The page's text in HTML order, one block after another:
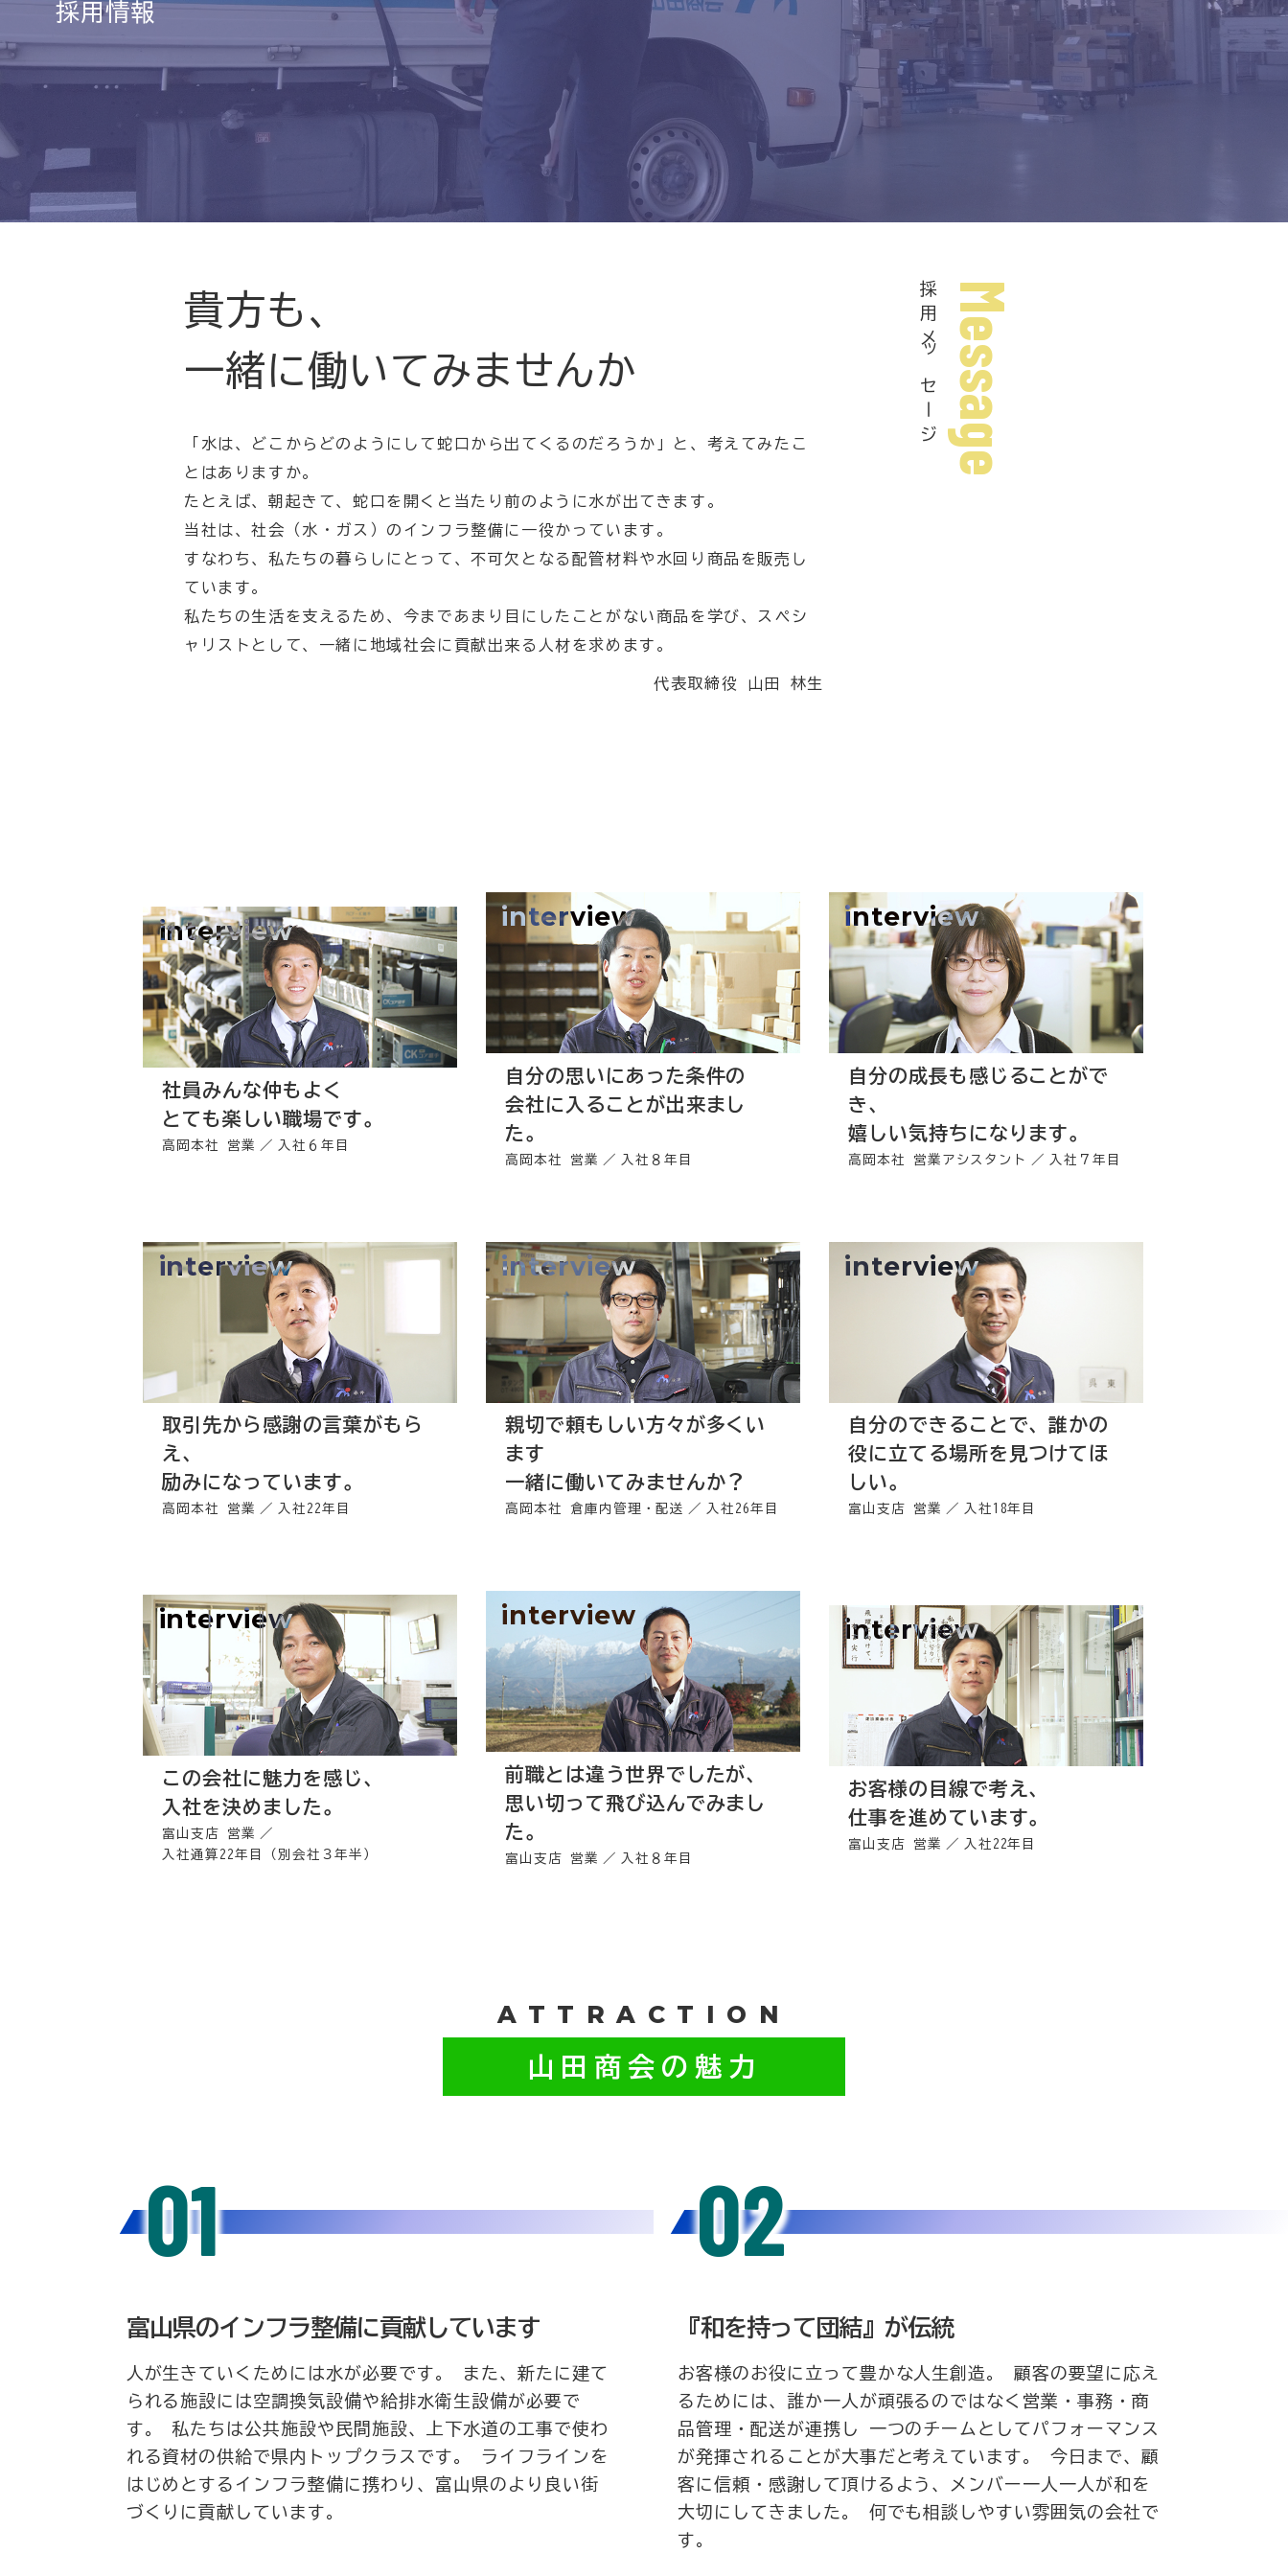
採用情報
Message
採用メッセージ
貴方も、
一緒に働いてみませんか
「水は、どこからどのようにして蛇口から出てくるのだろうか」と、考えてみたこ
とはありますか。
たとえば、朝起きて、蛇口を開くと当たり前のように水が出てきます。
当社は、社会（水・ガス）のインフラ整備に一役かっています。
すなわち、私たちの暮らしにとって、不可欠となる配管材料や水回り商品を販売し
ています。
私たちの生活を支えるため、今まであまり目にしたことがない商品を学び、スペシ
ャリストとして、一緒に地域社会に貢献出来る人材を求めます。
代表取締役 山田 林生
interview
社員みんな仲もよく
とても楽しい職場です。
高岡本社 営業 入社６年目
interview
自分の思いにあった条件の
会社に入ることが出来まし
た。
高岡本社 営業 入社８年目
interview
自分の成長も感じることがで
き、
嬉しい気持ちになります。
高岡本社 営業アシスタント 入社７年目
interview
取引先から感謝の言葉がもら
え、
励みになっています。
高岡本社 営業 入社22年目
interview
親切で頼もしい方々が多くい
ます
一緒に働いてみませんか？
高岡本社 倉庫内管理・配送 入社26年目
interview
自分のできることで、誰かの
役に立てる場所を見つけてほ
しい。
富山支店 営業 入社18年目
interview
この会社に魅力を感じ、
入社を決めました。
富山支店 営業
入社通算22年目（別会社３年半）
interview
前職とは違う世界でしたが、
思い切って飛び込んでみまし
た。
富山支店 営業 入社８年目
interview
お客様の目線で考え、
仕事を進めています。
富山支店 営業 入社22年目
ATTRACTION
山田商会の魅力
01
富山県のインフラ整備に貢献しています
人が生きていくためには水が必要です。 また、新たに建て
られる施設には空調換気設備や給排水衛生設備が必要で
す。 私たちは公共施設や民間施設、上下水道の工事で使わ
れる資材の供給で県内トップクラスです。 ライフラインを
はじめとするインフラ整備に携わり、富山県のより良い街
づくりに貢献しています。
02
『和を持って団結』が伝統
お客様のお役に立って豊かな人生創造。 顧客の要望に応え
るためには、誰か一人が頑張るのではなく営業・事務・商
品管理・配送が連携し 一つのチームとしてパフォーマンス
が発揮されることが大事だと考えています。 今日まで、顧
客に信頼・感謝して頂けるよう、メンバー一人一人が和を
大切にしてきました。 何でも相談しやすい雰囲気の会社で
す。